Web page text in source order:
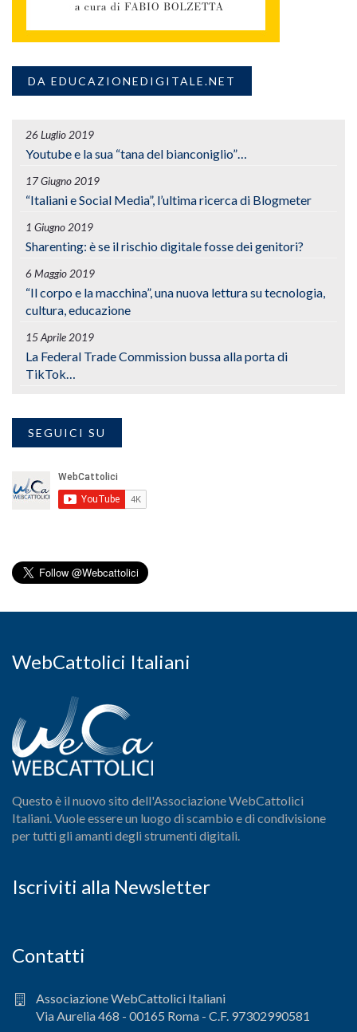
DA EDUCAZIONEDIGITALE.NET
26 Luglio 2019
Youtube e la sua “tana del bianconiglio”…
17 Giugno 2019
“Italiani e Social Media”, l’ultima ricerca di Blogmeter
1 Giugno 2019
Sharenting: è se il rischio digitale fosse dei genitori?
6 Maggio 2019
“Il corpo e la macchina”, una nuova lettura su tecnologia,
cultura, educazione
15 Aprile 2019
La Federal Trade Commission bussa alla porta di
TikTok…
SEGUICI SU
WebCattolici Italiani
Questo è il nuovo sito dell'Associazione WebCattolici
Italiani. Vuole essere un luogo di scambio e di condivisione
per tutti gli amanti degli strumenti digitali.
Iscriviti alla Newsletter
Contatti
Associazione WebCattolici Italiani
Via Aurelia 468 - 00165 Roma - C.F. 97302990581